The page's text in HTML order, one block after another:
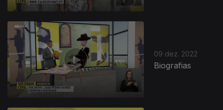
09 dez. 2022
Biografias